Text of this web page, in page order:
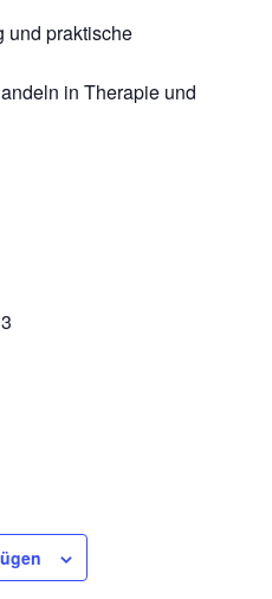
und praktische
in Therapie und